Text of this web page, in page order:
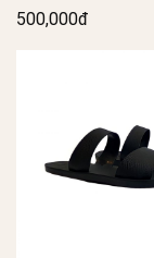
500,000đ